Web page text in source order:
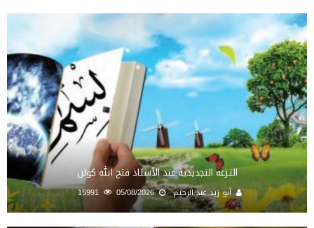
النـزعة التجديدية عند الأستاذ فتح الله كولن
أبو زيد عبد الرحيم 05/08/2026
15991